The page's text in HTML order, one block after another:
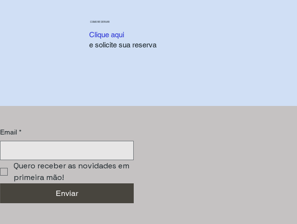
COMO RESERVAR
Clique aqui
e solicite sua reserva
Email *
Quero receber as novidades em
primeira mão!
Enviar